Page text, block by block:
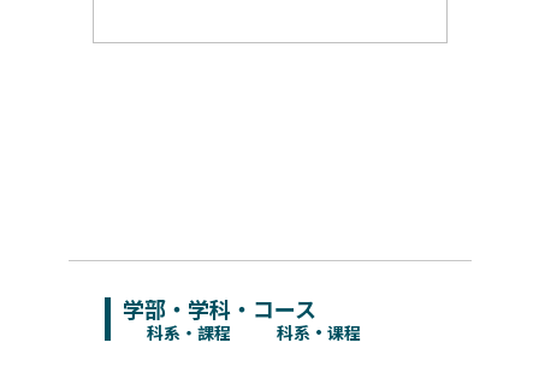
学部・学科・コース
科系・課程 科系・课程